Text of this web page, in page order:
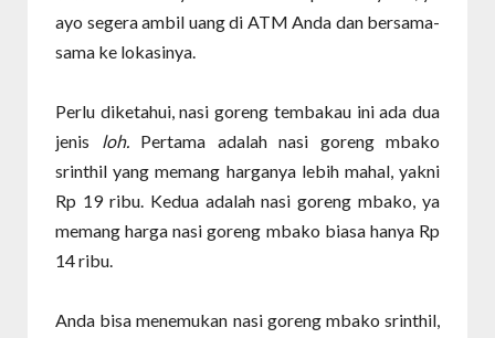
ayo segera ambil uang di ATM Anda dan bersama-
sama ke lokasinya.
Perlu diketahui, nasi goreng tembakau ini ada dua
jenis loh.Pertama adalah nasi goreng mbako
srinthil yang memang harganya lebih mahal, yakni
Rp 19 ribu. Kedua adalah nasi goreng mbako, ya
memang harga nasi goreng mbako biasa hanya Rp
14 ribu.
Anda bisa menemukan nasi goreng mbako srinthil,